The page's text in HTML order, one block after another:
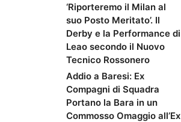
‘Riporteremo il Milan al
suo Posto Meritato’. Il
Derby e la Performance di
Leao secondo il Nuovo
Tecnico Rossonero
Addio a Baresi: Ex
Compagni di Squadra
Portano la Bara in un
Commosso Omaggio all’Ex